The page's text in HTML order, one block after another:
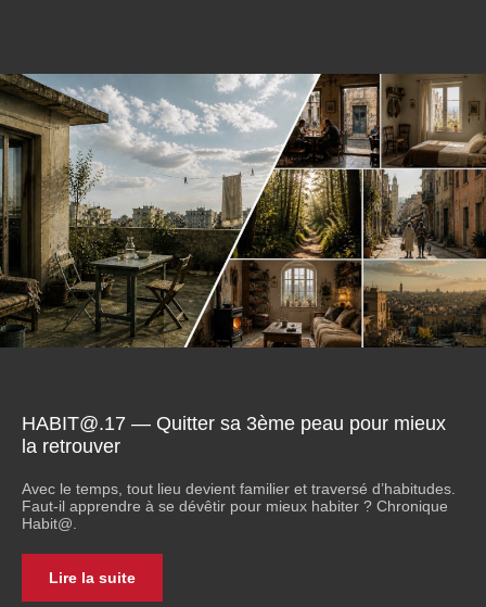
HABIT@.17 — Quitter sa 3ème peau pour mieux
la retrouver
Avec le temps, tout lieu devient familier et traversé d’habitudes.
Faut-il apprendre à se dévêtir pour mieux habiter ? Chronique
Habit@.
Lire la suite